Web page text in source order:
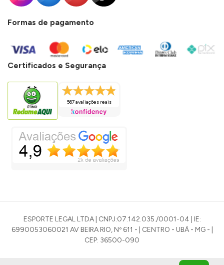
Formas de pagamento
Certificados e Segurança
567 avaliações reais
ESPORTE LEGAL LTDA | CNPJ:07.142.035./0001-04 | IE:
6990053060021 AV BEIRA RIO, Nº 611 - | CENTRO - UBÁ - MG - |
CEP: 36500-090